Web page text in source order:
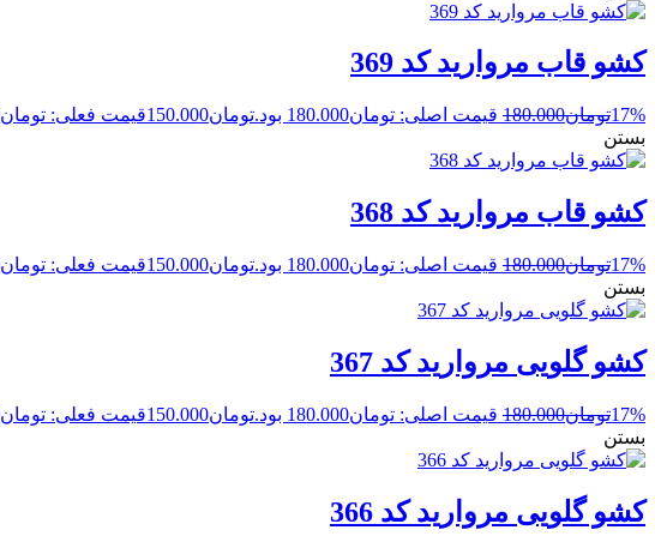
کشو قاب مروارید کد 369
17%تومان180.000 قیمت اصلی: تومان180.000 بود. تومان150.000قیمت فعلی: تومان150.000.
بستن
کشو قاب مروارید کد 368
17%تومان180.000 قیمت اصلی: تومان180.000 بود. تومان150.000قیمت فعلی: تومان150.000.
بستن
کشو گلویی مروارید کد 367
17%تومان180.000 قیمت اصلی: تومان180.000 بود. تومان150.000قیمت فعلی: تومان150.000.
بستن
کشو گلویی مروارید کد 366